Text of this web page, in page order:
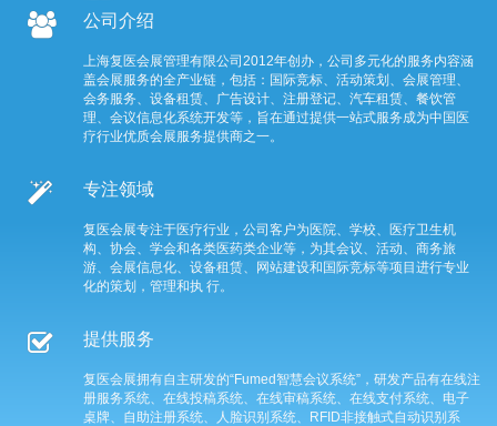
公司介绍
上海复医会展管理有限公司2012年创办，公司多元化的服务内容涵
盖会展服务的全产业链，包括：国际竞标、活动策划、会展管理、
会务服务、设备租赁、广告设计、注册登记、汽车租赁、餐饮管
理、会议信息化系统开发等，旨在通过提供一站式服务成为中国医
疗行业优质会展服务提供商之一。
专注领域
复医会展专注于医疗行业，公司客户为医院、学校、医疗卫生机
构、协会、学会和各类医药类企业等，为其会议、活动、商务旅
游、会展信息化、设备租赁、网站建设和国际竞标等项目进行专业
化的策划，管理和执 行。
提供服务
复医会展拥有自主研发的“Fumed智慧会议系统”，研发产品有在线注
册服务系统、在线投稿系统、在线审稿系统、在线支付系统、电子
桌牌、自助注册系统、人脸识别系统、RFID非接触式自动识别系